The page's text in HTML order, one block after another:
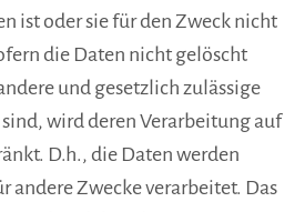
ist oder sie für den Zweck nicht
die Daten nicht gelöscht
und gesetzlich zulässige
wird deren Verarbeitung auf
D.h., die Daten werden
andere Zwecke verarbeitet. Das